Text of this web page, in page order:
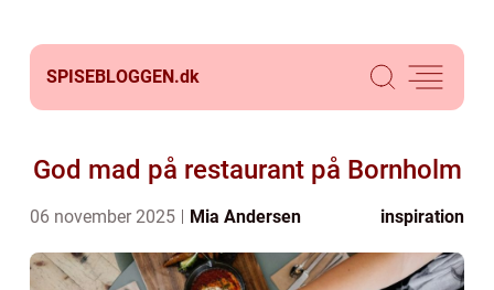
SPISEBLOGGEN.dk
God mad på restaurant på Bornholm
06 november 2025 Mia Andersen inspiration